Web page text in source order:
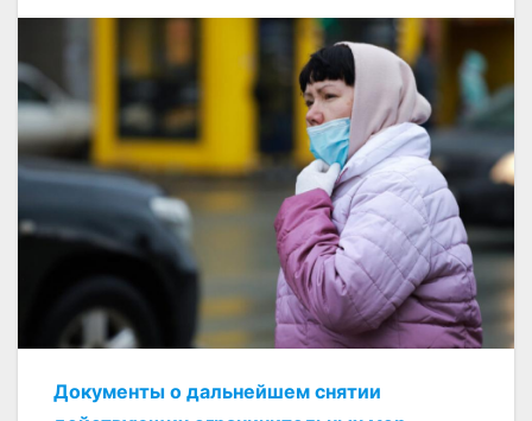
Документы о дальнейшем снятии